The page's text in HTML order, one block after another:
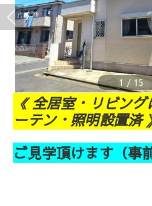
1 / 15
《 全居室・リビン
ーテン・照明設置済
ご見学頂けます（事